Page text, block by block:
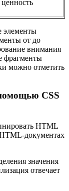
элементы
от до
внимания
фрагменты
можно отметить
CSS
HTML
документах
значения
отвечает